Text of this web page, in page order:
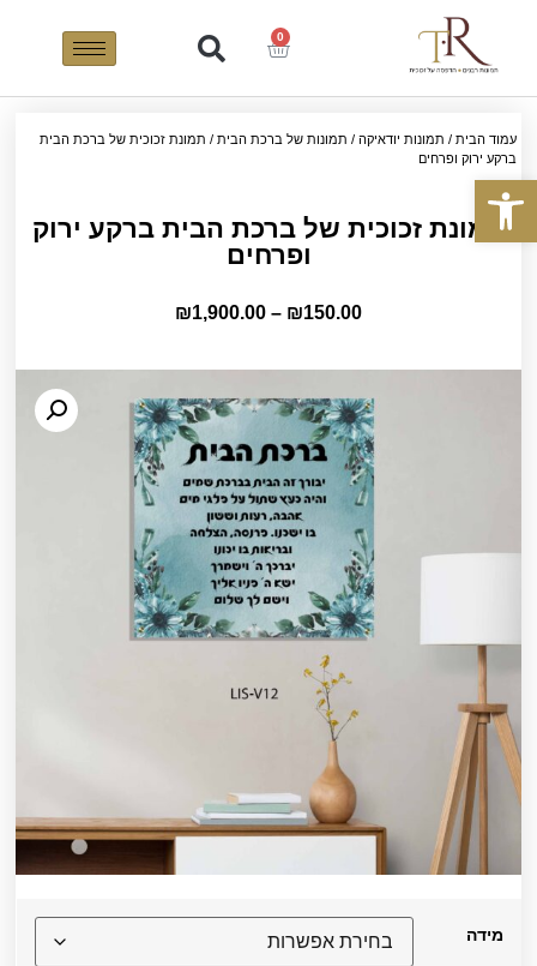
פתח סרגל נגישות
0
עמוד הבית / תמונות יודאיקה / תמונות של ברכת הבית / תמונת זכוכית של ברכת הבית
ברקע ירוק ופרחים
תמונת זכוכית של ברכת הבית ברקע ירוק
ופרחים
₪150.00
–
₪1,900.00
מידה